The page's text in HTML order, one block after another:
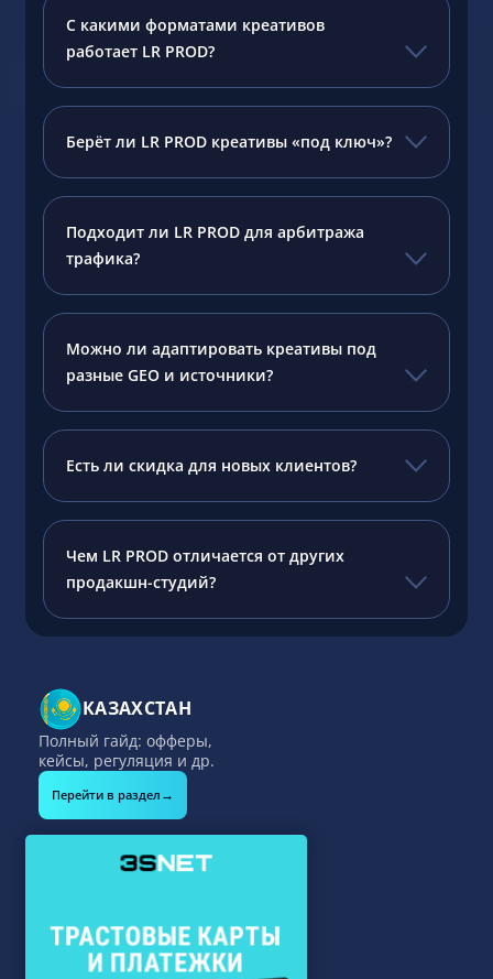
С какими форматами креативов
работает LR PROD?
Берёт ли LR PROD креативы «под ключ»?
Подходит ли LR PROD для арбитража
трафика?
Можно ли адаптировать креативы под
разные GEO и источники?
Есть ли скидка для новых клиентов?
Чем LR PROD отличается от других
продакшн-студий?
КАЗАХСТАН
Полный гайд: офферы,
кейсы, регуляция и др.
Перейти в раздел →